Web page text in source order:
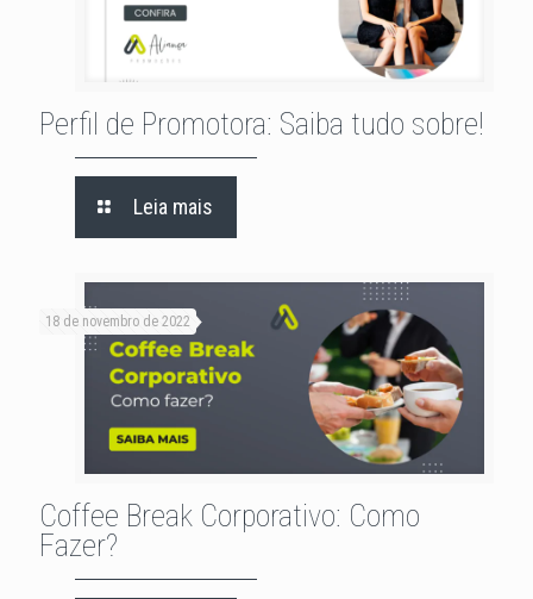
Perfil de Promotora: Saiba tudo sobre!
Leia mais
18 de novembro de 2022
Coffee Break Corporativo: Como
Fazer?